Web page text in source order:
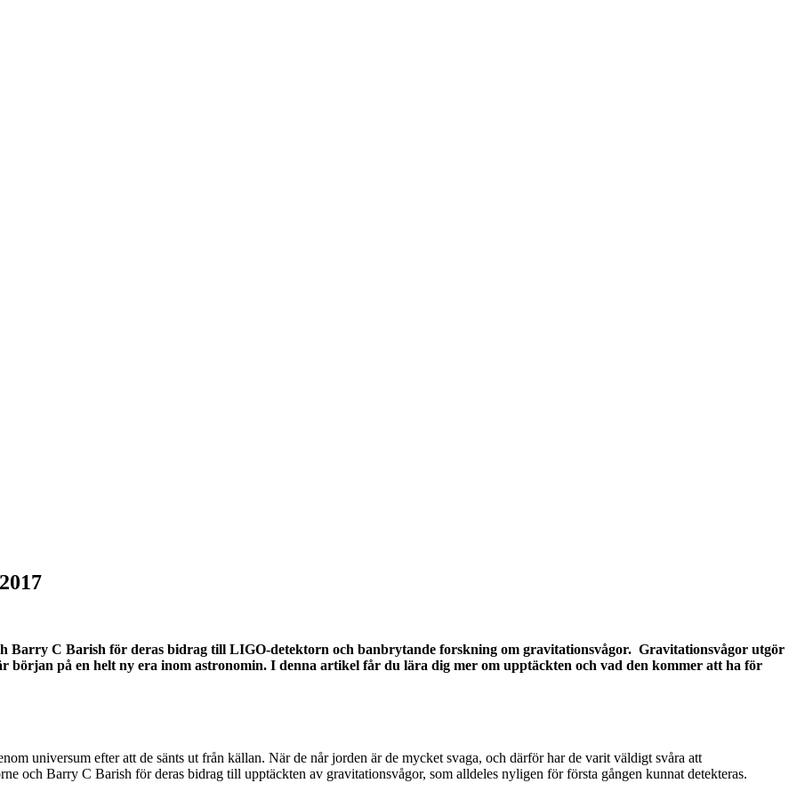
Barry C Barish för deras bidrag till LIGO-detektorn och banbrytande forskning om gravitationsvågor. Gravitationsvågor utgör
början på en helt ny era inom astronomin. I denna artikel får du lära dig mer om upptäckten och vad den kommer att ha för
universum efter att de sänts ut från källan. När de når jorden är de mycket svaga, och därför har de varit väldigt svåra att
och Barry C Barish för deras bidrag till upptäckten av gravitationsvågor, som alldeles nyligen för första gången kunnat detekteras.